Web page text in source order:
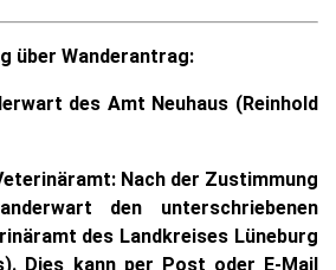
über Wanderantrag:
des Amt Neuhaus (Reinhold
Nach der Zustimmung
den unterschriebenen
des Landkreises Lüneburg
Dies kann per Post oder E-Mail